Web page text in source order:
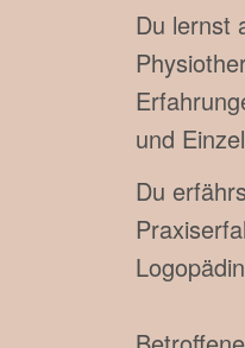
Du lernst
und
Du
Logopädin